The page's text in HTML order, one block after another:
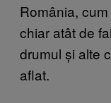
România,
chiar atât de
drumul și alte
aflat.